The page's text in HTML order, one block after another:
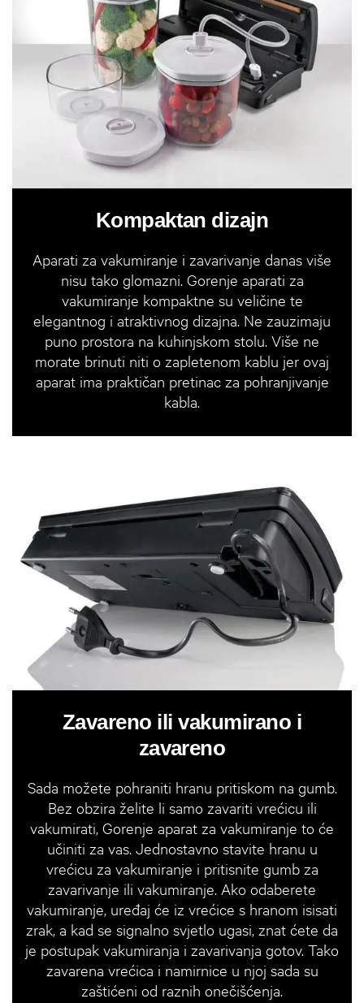
Kompaktan dizajn
Aparati za vakumiranje i zavarivanje danas više
nisu tako glomazni. Gorenje aparati za
vakumiranje kompaktne su veličine te
elegantnog i atraktivnog dizajna. Ne zauzimaju
puno prostora na kuhinjskom stolu. Više ne
morate brinuti niti o zapletenom kablu jer ovaj
aparat ima praktičan pretinac za pohranjivanje
kabla.
Zavareno ili vakumirano i
zavareno
Sada možete pohraniti hranu pritiskom na gumb.
Bez obzira želite li samo zavariti vrećicu ili
vakumirati, Gorenje aparat za vakumiranje to će
učiniti za vas. Jednostavno stavite hranu u
vrećicu za vakumiranje i pritisnite gumb za
zavarivanje ili vakumiranje. Ako odaberete
vakumiranje, uređaj će iz vrećice s hranom isisati
zrak, a kad se signalno svjetlo ugasi, znat ćete da
je postupak vakumiranja i zavarivanja gotov. Tako
zavarena vrećica i namirnice u njoj sada su
zaštićeni od raznih onečišćenja.